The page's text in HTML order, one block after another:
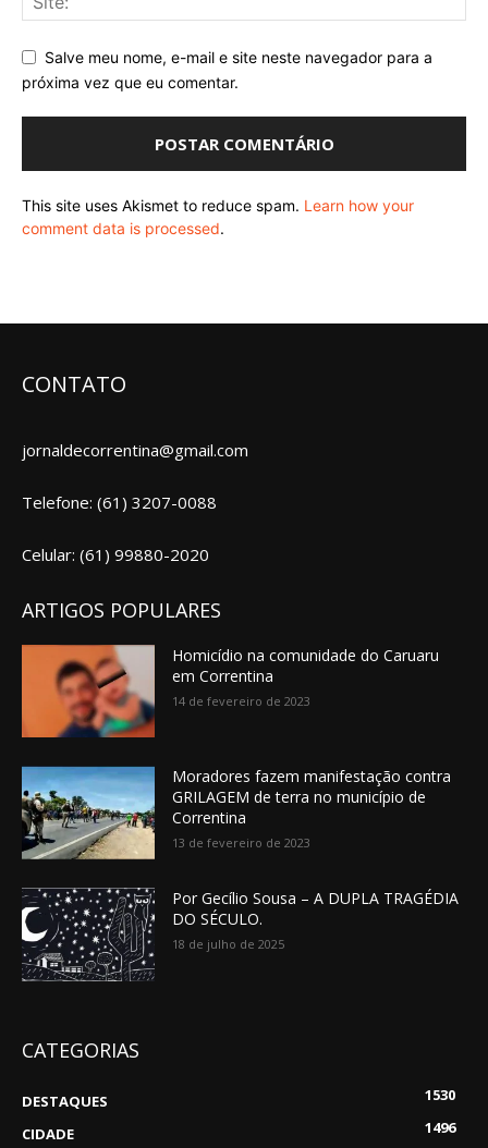
Salve meu nome, e-mail e site neste navegador para a
próxima vez que eu comentar.
This site uses Akismet to reduce spam. Learn how your
comment data is processed.
CONTATO
jornaldecorrentina@gmail.com
Telefone: (61) 3207-0088
Celular: (61) 99880-2020
ARTIGOS POPULARES
Homicídio na comunidade do Caruaru
em Correntina
14 de fevereiro de 2023
Moradores fazem manifestação contra
GRILAGEM de terra no município de
Correntina
13 de fevereiro de 2023
Por Gecílio Sousa – A DUPLA TRAGÉDIA
DO SÉCULO.
18 de julho de 2025
CATEGORIAS
DESTAQUES
1530
CIDADE
1496